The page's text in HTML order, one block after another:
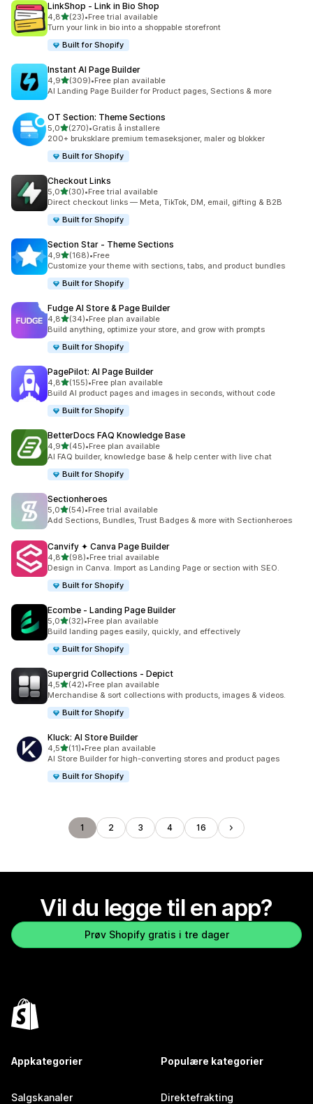
LinkShop ‑ Link in Bio Shop
4,8av 5 stjerner
(23)
Totalt 23 omtaler
•Free trial available
Turn your link in bio into a shoppable storefront
Built for Shopify
Instant AI Page Builder
4,9av 5 stjerner
(309)
Totalt 309 omtaler
•Free plan available
AI Landing Page Builder for Product pages, Sections & more
OT Section: Theme Sections
5,0av 5 stjerner
(270)
Totalt 270 omtaler
•Gratis å installere
200+ bruksklare premium temaseksjoner, maler og blokker
Built for Shopify
Checkout Links
5,0av 5 stjerner
(30)
Totalt 30 omtaler
•Free trial available
Direct checkout links — Meta, TikTok, DM, email, gifting & B2B
Built for Shopify
Section Star ‑ Theme Sections
4,9av 5 stjerner
(168)
Totalt 168 omtaler
•Free
Customize your theme with sections, tabs, and product bundles
Built for Shopify
Fudge AI Store & Page Builder
4,8av 5 stjerner
(34)
Totalt 34 omtaler
•Free plan available
Build anything, optimize your store, and grow with prompts
Built for Shopify
PagePilot: AI Page Builder
4,8av 5 stjerner
(155)
Totalt 155 omtaler
•Free plan available
Build AI product pages and images in seconds, without code
Built for Shopify
BetterDocs FAQ Knowledge Base
4,9av 5 stjerner
(45)
Totalt 45 omtaler
•Free plan available
AI FAQ builder, knowledge base & help center with live chat
Built for Shopify
Sectionheroes
5,0av 5 stjerner
(54)
Totalt 54 omtaler
•Free trial available
Add Sections, Bundles, Trust Badges & more with Sectionheroes
Canvify ✦ Canva Page Builder
4,8av 5 stjerner
(98)
Totalt 98 omtaler
•Free trial available
Design in Canva. Import as Landing Page or section with SEO.
Built for Shopify
Ecombe ‑ Landing Page Builder
5,0av 5 stjerner
(32)
Totalt 32 omtaler
•Free plan available
Build landing pages easily, quickly, and effectively
Built for Shopify
Supergrid Collections ‑ Depict
4,5av 5 stjerner
(42)
Totalt 42 omtaler
•Free plan available
Merchandise & sort collections with products, images & videos.
Built for Shopify
Kluck: AI Store Builder
4,5av 5 stjerner
(11)
Totalt 11 omtaler
•Free plan available
AI Store Builder for high-converting stores and product pages
Built for Shopify
1 2 3 4 16
Vil du legge til en app?
Prøv Shopify gratis i tre dager
Appkategorier
Salgskanaler
Populære kategorier
Direktefrakting